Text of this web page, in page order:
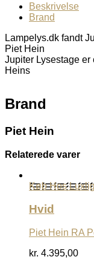
Beskrivelse
Brand
Lampelys.dk fandt
Piet Hein
Jupiter Lysestage
Heins
Brand
Piet Hein
Relaterede varer
Køb Hos
Hvid
Piet Hein RA
kr. 4.395,00